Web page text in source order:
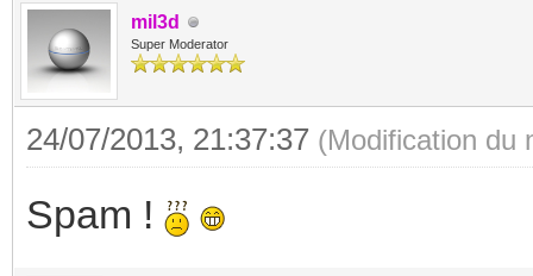
mil3d
Super Moderator
24/07/2013, 21:37:37 (Modification du
Spam !